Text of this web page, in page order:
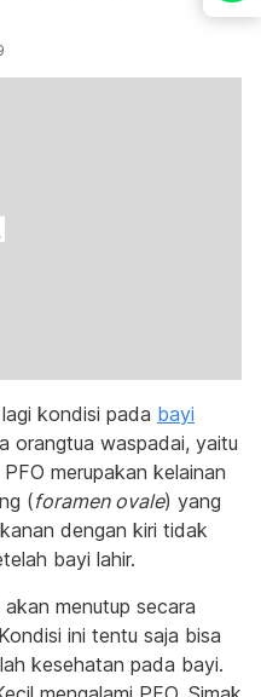
kondisi pada bayi
orangtua waspadai, yaitu
merupakan kelainan
(foramen ovale) yang
dengan kiri tidak
bayi lahir.
menutup secara
ini tentu saja bisa
kesehatan pada bayi.